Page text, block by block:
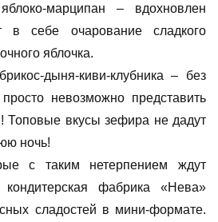
марципан – вдохновлен
в себе очарование сладкого
яблочка.
дыня-киви-клубника – без
невозможно представить
Топовые вкусы зефира не дадут
ночь!
с таким нетерпением ждут
фабрика «Нева»
сладостей в мини-формате.